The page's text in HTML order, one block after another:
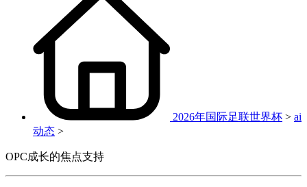
2026年国际足联世界杯 > ai
动态 >
OPC成长的焦点支持